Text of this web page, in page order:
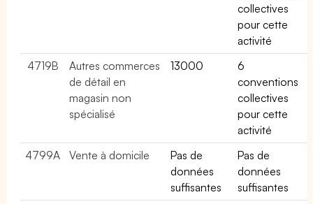
collectives
pour cette
activité
4719B
Autres commerces
de détail en
magasin non
spécialisé
13000
6
conventions
collectives
pour cette
activité
4799A
Vente à domicile
Pas de
données
suffisantes
Pas de
données
suffisantes